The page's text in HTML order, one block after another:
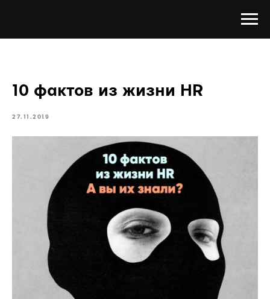
10 фактов из жизни HR
27.11.2019